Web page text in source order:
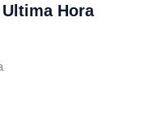
Hora